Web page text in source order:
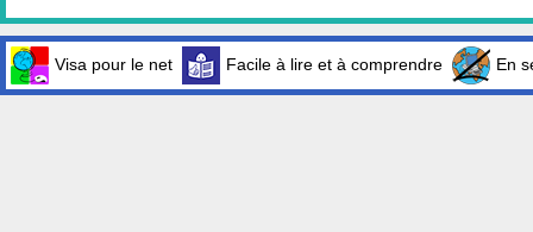
Visa pour le net Facile à lire et à comprendre En